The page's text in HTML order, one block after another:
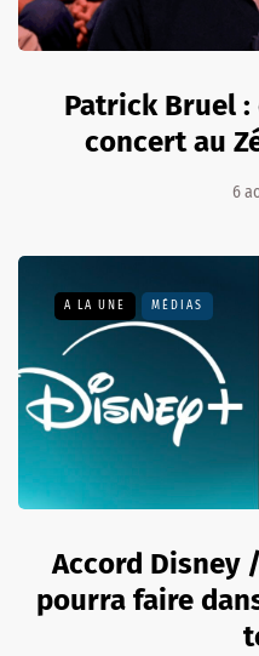
Patrick Bruel
concert au
6
A LA UNE MÉDIAS
Accord Disney
pourra faire